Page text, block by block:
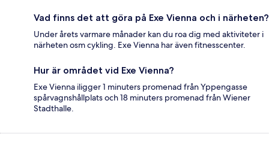
Vad finns det att göra på Exe Vienna och i närheten?
Under årets varmare månader kan du roa dig med aktiviteter i
närheten osm cykling. Exe Vienna har även fitnesscenter.
Hur är området vid Exe Vienna?
Exe Vienna iligger 1 minuters promenad från Yppengasse
spårvagnshållplats och 18 minuters promenad från Wiener
Stadthalle.